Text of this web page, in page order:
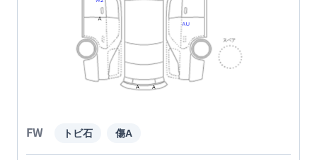
FW トビ石 傷A